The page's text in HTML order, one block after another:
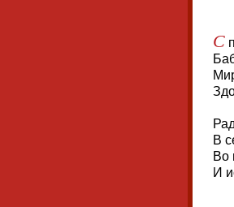
С
В
Во
И